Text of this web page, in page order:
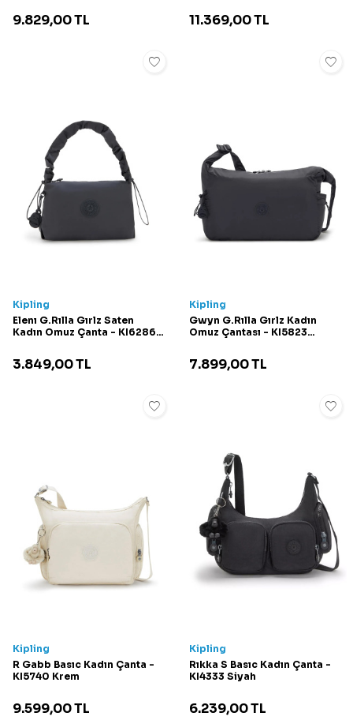
9.829,00TL 11.369,00TL
Kipling
Elenı G.Rılla Gırlz Saten
Kadın Omuz Çanta - KI6286
3.849,00TL
Kipling
Gwyn G.Rılla Gırlz Kadın
Omuz Çantası - KI5823
7.899,00TL
Kipling
R Gabb Basıc Kadın Çanta -
KI5740 Krem
9.599,00TL
Kipling
Rıkka S Basıc Kadın Çanta -
KI4333 Siyah
6.239,00TL